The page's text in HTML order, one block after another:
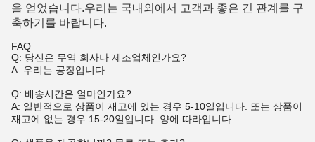
을 얻었습니다.우리는 국내외에서 고객과 좋은 긴 관계를 구
축하기를 바랍니다.
FAQ
Q: 당신은 무역 회사나 제조업체인가요?
A: 우리는 공장입니다.
Q: 배송시간은 얼마인가요?
A: 일반적으로 상품이 재고에 있는 경우 5-10일입니다. 또는 상품이
재고에 없는 경우 15-20일입니다. 양에 따라입니다.